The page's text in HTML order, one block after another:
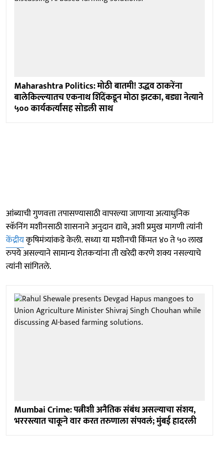
Maharashtra Politics: मोठी बातमी! उद्धव ठाकरेंना
बालेकिल्ल्यातच एकनाथ शिंदेंकडून मोठा झटका, बड्या नेत्याने
५०० कार्यकर्त्यांसह सोडली साथ
आंब्याची गुणवत्ता तपासण्यासाठी वापरल्या जाणाऱ्या अत्याधुनिक
स्कॅनिंग मशीनसाठी शासनाने अनुदान द्यावे, अशी प्रमुख मागणी त्यांनी
केंद्रीयकृषिमंत्र्यांकडे केली. सध्या या मशीनची किंमत ४० ते ५० लाख
रुपये असल्याने सामान्य शेतकऱ्यांना ती खरेदी करणे शक्य नसल्याचे
त्यांनी सांगितले.
Mumbai Crime: पत्नीशी अनैतिक संबंध असल्याचा संशय,
भररस्त्यात चाकूने वार करत तरुणाला संपवलं; मुंबई हादरली